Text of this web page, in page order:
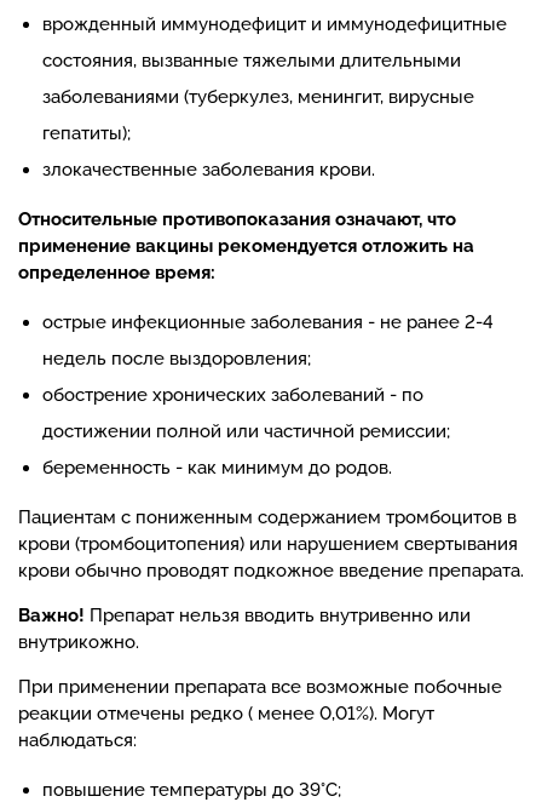
врожденный иммунодефицит и иммунодефицитные
состояния, вызванные тяжелыми длительными
заболеваниями (туберкулез, менингит, вирусные
гепатиты);
злокачественные заболевания крови.
Относительные противопоказания означают, что
применение вакцины рекомендуется отложить на
определенное время:
острые инфекционные заболевания - не ранее 2-4
недель после выздоровления;
обострение хронических заболеваний - по
достижении полной или частичной ремиссии;
беременность - как минимум до родов.
Пациентам с пониженным содержанием тромбоцитов в
крови (тромбоцитопения) или нарушением свертывания
крови обычно проводят подкожное введение препарата.
Важно! Препарат нельзя вводить внутривенно или
внутрикожно.
При применении препарата все возможные побочные
реакции отмечены редко ( менее 0,01%). Могут
наблюдаться:
повышение температуры до 39°С;